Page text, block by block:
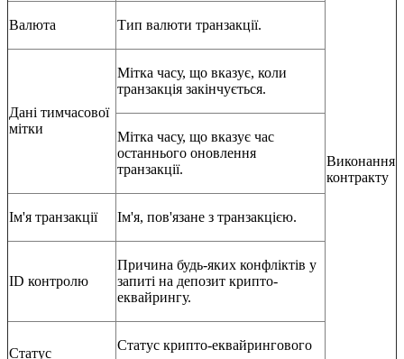
Виконання
контракту
Валюта Тип валюти транзакції.
Дані тимчасової
мітки
Мітка часу, що вказує, коли
транзакція закінчується.
Мітка часу, що вказує час
останнього оновлення
транзакції.
Ім'я транзакції Ім'я, пов'язане з транзакцією.
ID контролю
Причина будь-яких конфліктів у
запиті на депозит крипто-
еквайрингу.
Статус
Статус крипто-еквайрингового